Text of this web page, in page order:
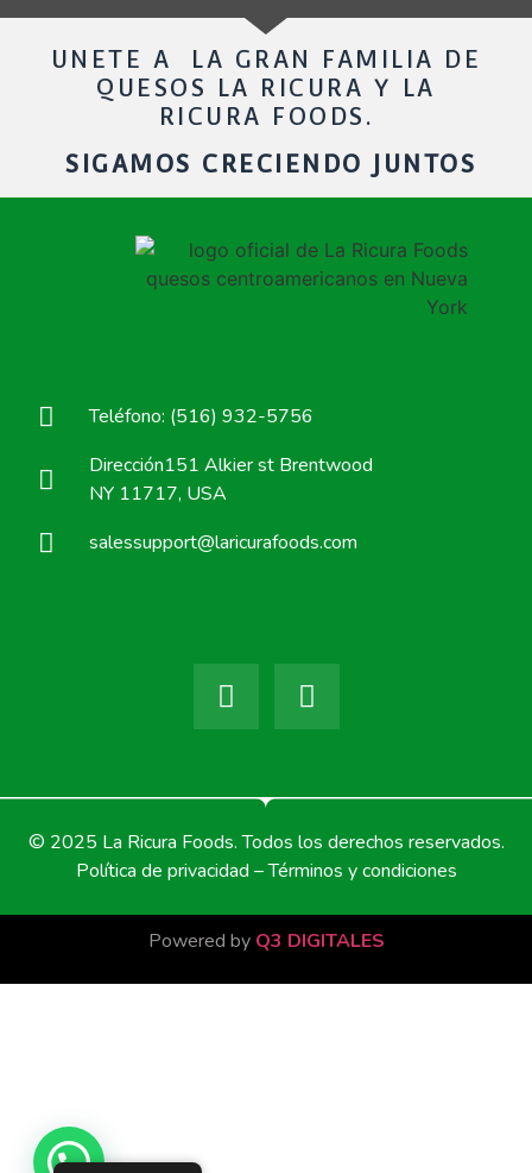
UNETE A LA GRAN FAMILIA DE
QUESOS LA RICURA Y LA
RICURA FOODS.
SIGAMOS CRECIENDO JUNTOS
Teléfono: (516) 932-5756
Dirección151 Alkier st Brentwood
NY 11717, USA
salessupport@laricurafoods.com
© 2025 La Ricura Foods. Todos los derechos reservados.
Política de privacidad – Términos y condiciones
Powered by Q3 DIGITALES